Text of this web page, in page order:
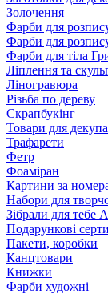
Золочення
Фарби для
Фарби для
Фарби для тіла
Ліплення та
Ліногравюра
Різьба по дереву
Скрапбукінг
Товари для
Трафарети
Фетр
Фоаміран
Картини за
Набори для
Зібрали для тебе
Подарункові
Пакети, коробки
Канцтовари
Книжки
Фарби художні